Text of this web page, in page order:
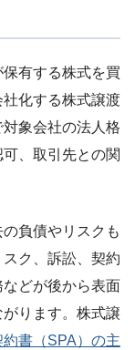
有する株式を買
化する株式譲渡
象会社の法人格
、取引先との関
負債やリスクも
ク、訴訟、契約
どが後から表面
ります。株式譲
書（SPA）の主